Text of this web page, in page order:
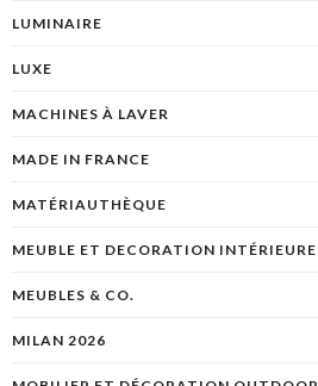
LUMINAIRE
LUXE
MACHINES À LAVER
MADE IN FRANCE
MATÉRIAUTHÈQUE
MEUBLE ET DECORATION INTÉRIEURE
MEUBLES & CO.
MILAN 2026